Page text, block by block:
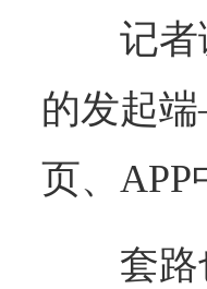
记
的发起
页、
套